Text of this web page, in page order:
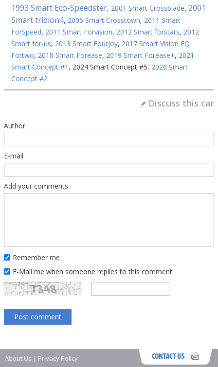
1993 Smart Eco-Speedster, 2001 Smart Crossblade, 2001
Smart tridion4, 2005 Smart Crosstown, 2011 Smart
ForSpeed, 2011 Smart Forvision, 2012 Smart forstars, 2012
Smart for-us, 2013 Smart Fourjoy, 2017 Smart Vision EQ
Fortwo, 2018 Smart Forease, 2019 Smart Forease+, 2021
Smart Concept #1 , 2024 Smart Concept #5, 2026 Smart
Concept #2
Discuss this car
Author
E-mail
Add your comments
Remember me
E-Mail me when someone replies to this comment
About Us | Privacy Policy